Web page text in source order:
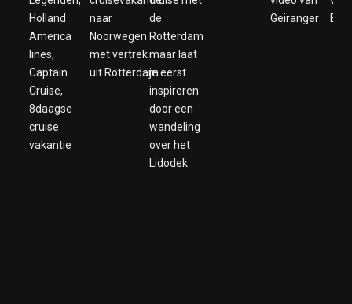
Holland
America
lines,
Captain
Cruise,
8daagse
cruise
vakantie
naar
Noorwegen
met vertrek
uit Rotterdam
de
Rotterdam
maar laat
je eerst
inspireren
door een
wandeling
over het
Lidodek
Geiranger